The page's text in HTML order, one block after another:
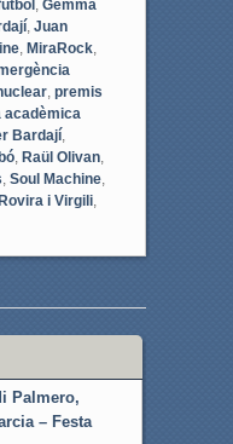
, Gemma
, Juan
, MiraRock,
, premis
acadèmica
Bardají,
, Raül Olivan,
Soul Machine,
i Virgili,
Palmero,
– Festa